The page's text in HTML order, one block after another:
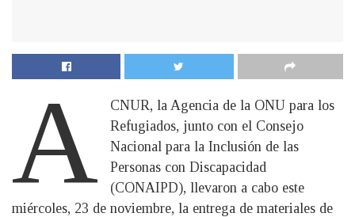
A
CNUR, la Agencia de la ONU para los
Refugiados, junto con el Consejo
Nacional para la Inclusión de las
Personas con Discapacidad
(CONAIPD), llevaron a cabo este
miércoles, 23 de noviembre, la entrega de materiales de